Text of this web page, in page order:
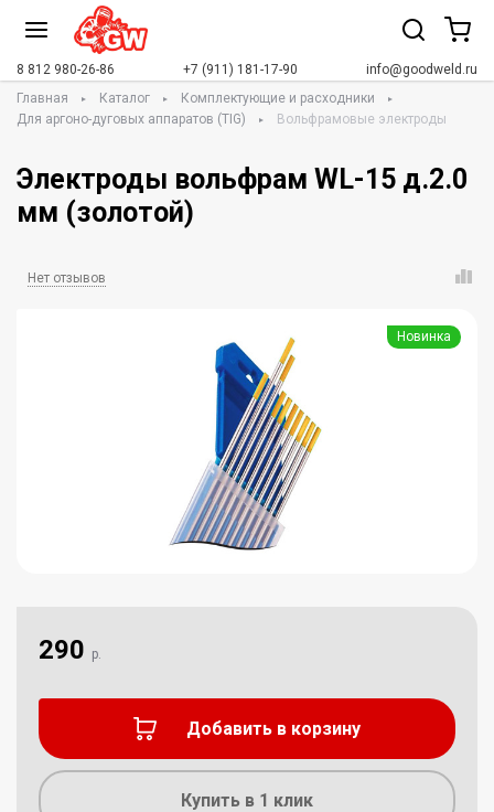
8 812 980-26-86 +7 (911) 181-17-90
info@goodweld.ru
Главная
Каталог
Комплектующие и расходники
Для аргоно-дуговых аппаратов (TIG)
Вольфрамовые электроды
Электроды вольфрам WL-15 д.2.0
мм (золотой)
Нет отзывов
Новинка
290 р.
Добавить в корзину
Купить в 1 клик